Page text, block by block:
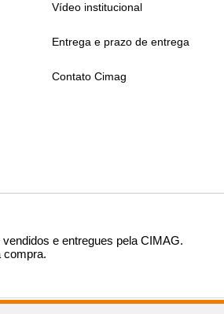
Vídeo institucional
Entrega e prazo de entrega
Contato Cimag
e entregues pela CIMAG.
compra.